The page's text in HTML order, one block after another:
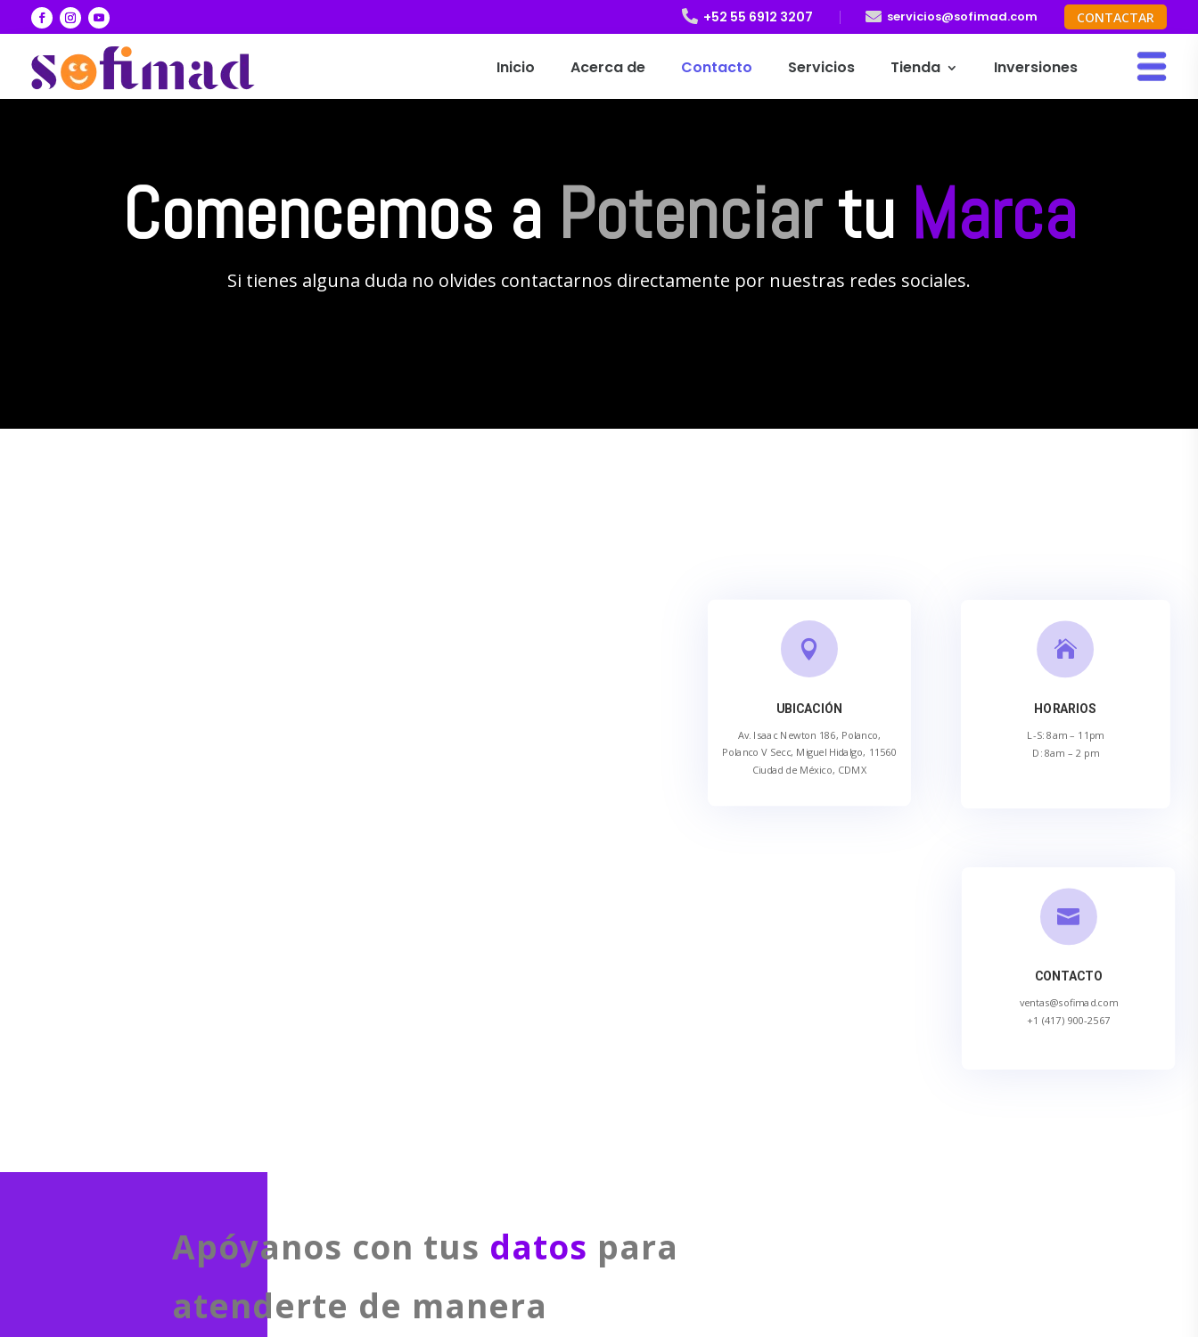
 +52 55 6912 3207  servicios@sofimad.com CONTACTAR
Inicio Acerca de Contacto Servicios Tienda Inversiones
Comencemos a Potenciartu Marca
Si tienes alguna duda no olvides contactarnos directamente por nuestras redes sociales.

UBICACIÓN
Av. Isaac Newton 186, Polanco,
Polanco V Secc, Miguel Hidalgo, 11560
Ciudad de México, CDMX

HORARIOS
L-S: 8am – 11pm
D: 8am – 2 pm

CONTACTO
ventas@sofimad.com
+1 (417) 900-2567
Apóyanos con tus datos para
atenderte de manera